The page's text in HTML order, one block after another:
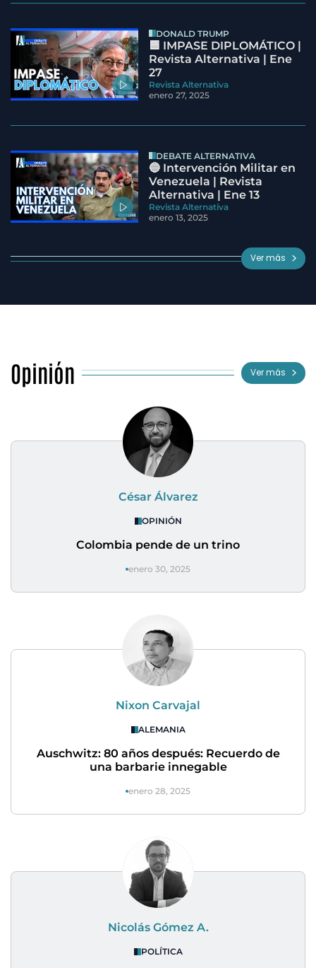
DONALD TRUMP
🟦 IMPASE DIPLOMÁTICO |
Revista Alternativa | Ene
27
Revista Alternativa
enero 27, 2025
DEBATE ALTERNATIVA
🔵 Intervención Militar en
Venezuela | Revista
Alternativa | Ene 13
Revista Alternativa
enero 13, 2025
Ver más
Opinión Ver más
César Álvarez
OPINIÓN
Colombia pende de un trino
enero 30, 2025
Nixon Carvajal
ALEMANIA
Auschwitz: 80 años después: Recuerdo de
una barbarie innegable
enero 28, 2025
Nicolás Gómez A.
POLÍTICA